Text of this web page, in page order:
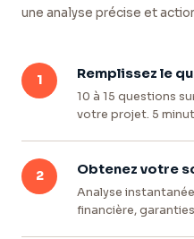
une analyse précise et
1 Remplissez le
10 à 15 questions
votre projet. 5
2 Obtenez votre
Analyse
financière,